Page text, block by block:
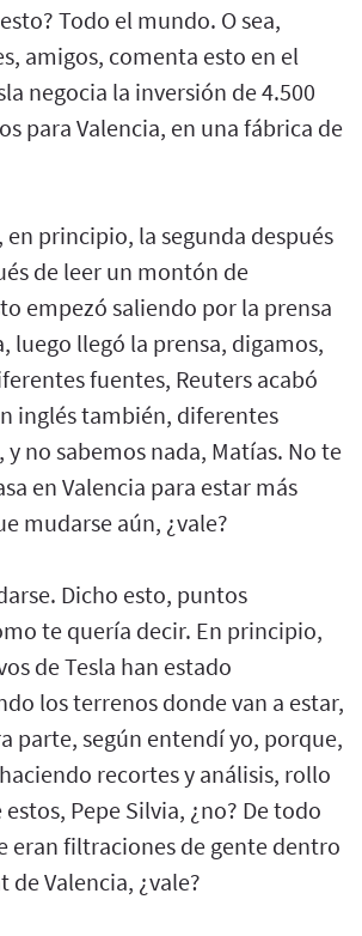
Todo el mundo. O sea,
amigos, comenta esto en el
negocia la inversión de 4.500
para Valencia, en una fábrica de
principio, la segunda después
de leer un montón de
empezó saliendo por la prensa
luego llegó la prensa, digamos,
fuentes, Reuters acabó
inglés también, diferentes
y no sabemos nada, Matías. No te
en Valencia para estar más
mudarse aún, ¿vale?
Dicho esto, puntos
te quería decir. En principio,
de Tesla han estado
los terrenos donde van a estar,
parte, según entendí yo, porque,
recortes y análisis, rollo
Pepe Silvia, ¿no? De todo
eran filtraciones de gente dentro
de Valencia, ¿vale?